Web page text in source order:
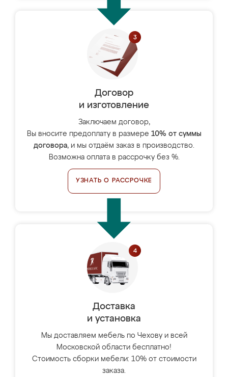
Договор
и изготовление
Заключаем договор,
Вы вносите предоплату в размере 10% от суммы
договора, и мы отдаём заказ в производство.
Возможна оплата в рассрочку без %.
УЗНАТЬ О РАССРОЧКЕ
Доставка
и установка
Мы доставляем мебель по Чехову и всей
Московской области бесплатно!
Стоимость сборки мебели: 10% от стоимости
заказа.